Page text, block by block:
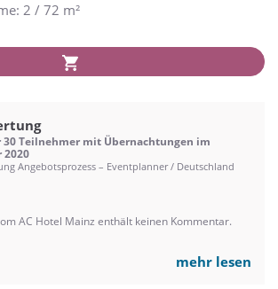
2 / 72 m²
Teilnehmer mit Übernachtungen im
2020
Angebotsprozess – Eventplanner / Deutschland
AC Hotel Mainz enthält keinen Kommentar.
mehr lesen